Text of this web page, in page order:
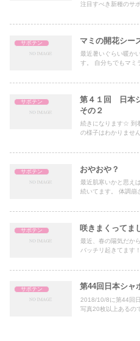
注目すべき新種のサ
サボテン マミの開花シー
最近暑いぐらい暖か
す。 自分ちでもマミ
サボテン
第４１回 日本
その２
続きになります☆ 到
の様子はわかりませ
サボテン おやおや？
最近肌寒いかと思え
続いてます。 体調崩
サボテン 咲きまくってま
最近、春の陽気だか
バッチリ起きてます
サボテン 第44回日本シャ
2018/10/8に第44回
写真20枚以上あるの